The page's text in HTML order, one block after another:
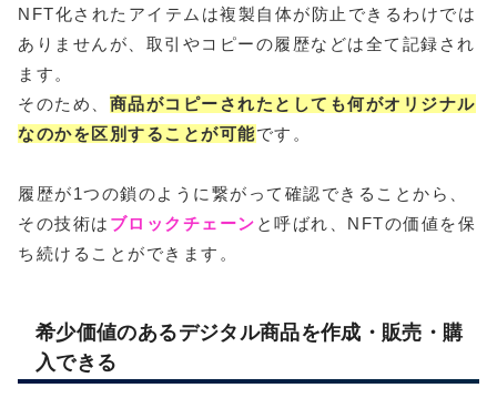
NFT化されたアイテムは複製自体が防止できるわけでは
ありませんが、取引やコピーの履歴などは全て記録され
ます。
そのため、 商品がコピーされたとしても何がオリジナル
なのかを区別することが可能です。
履歴が1つの鎖のように繋がって確認できることから、
その技術は ブロックチェーン と呼ばれ、NFTの価値を保
ち続けることができます。
希少価値のあるデジタル商品を作成・販売・購
入できる